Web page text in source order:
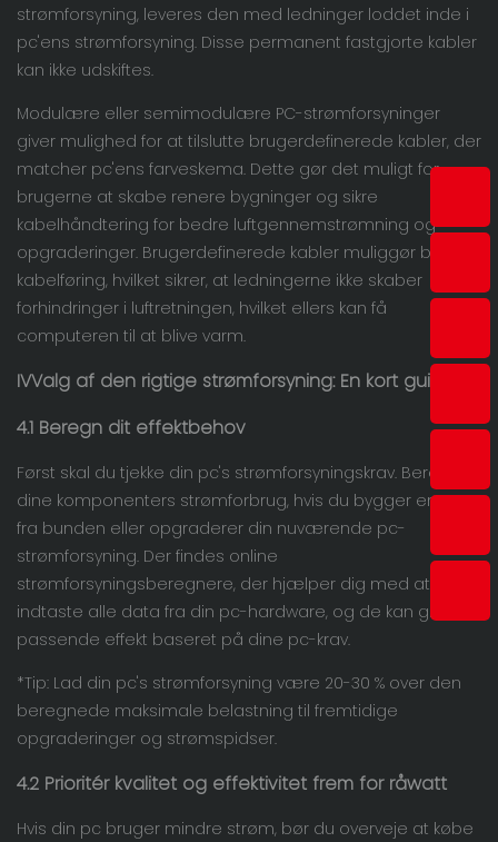
strømforsyning, leveres den med ledninger loddet inde i
pc'ens strømforsyning. Disse permanent fastgjorte kabler
kan ikke udskiftes.
Modulære eller semimodulære PC-strømforsyninger
giver mulighed for at tilslutte brugerdefinerede kabler, der
matcher pc'ens farveskema. Dette gør det muligt for
brugerne at skabe renere bygninger og sikre
kabelhåndtering for bedre luftgennemstrømning og
opgraderinger. Brugerdefinerede kabler muliggør bedre
kabelføring, hvilket sikrer, at ledningerne ikke skaber
forhindringer i luftretningen, hvilket ellers kan få
computeren til at blive varm.
IVValg af den rigtige strømforsyning: En kort guide
4.1 Beregn dit effektbehov
Først skal du tjekke din pc's strømforsyningskrav. Beregn
dine komponenters strømforbrug, hvis du bygger en pc
fra bunden eller opgraderer din nuværende pc-
strømforsyning. Der findes online
strømforsyningsberegnere, der hjælper dig med at
indtaste alle data fra din pc-hardware, og de kan give en
passende effekt baseret på dine pc-krav.
*Tip: Lad din pc's strømforsyning være 20-30 % over den
beregnede maksimale belastning til fremtidige
opgraderinger og strømspidser.
4.2 Prioritér kvalitet og effektivitet frem for råwatt
Hvis din pc bruger mindre strøm, bør du overveje at købe